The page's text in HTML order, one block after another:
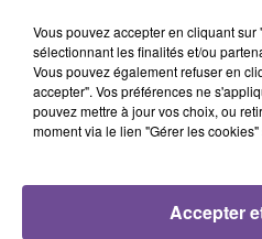
magasin en valorisant la
consignes merchandising.
magasin : réception de
Vous avez une expérience de 1
de prêt-à-porter.
Référence de l’offre France
Vous pouvez accepter en cliquant
sélectionnant les finalités et/ou
Vous pouvez également refuser en
accepter". Vos préférences ne
pouvez mettre à jour vos choix, ou
moment via le lien "Gérer les
Accepter